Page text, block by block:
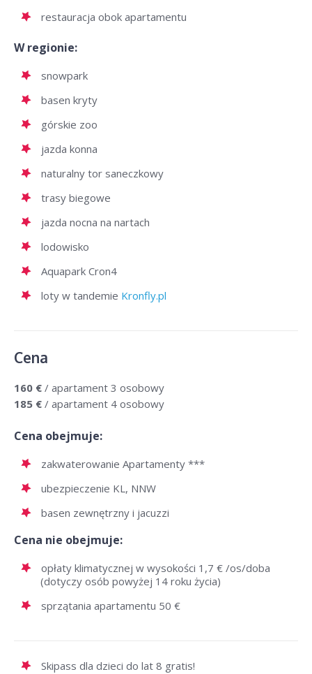
restauracja obok apartamentu
W regionie:
snowpark
basen kryty
górskie zoo
jazda konna
naturalny tor saneczkowy
trasy biegowe
jazda nocna na nartach
lodowisko
Aquapark Cron4
loty w tandemie Kronfly.pl
Cena
160 € / apartament 3 osobowy
185 € / apartament 4 osobowy
Cena obejmuje:
zakwaterowanie Apartamenty ***
ubezpieczenie KL, NNW
basen zewnętrzny i jacuzzi
Cena nie obejmuje:
opłaty klimatycznej w wysokości 1,7 € /os/doba
(dotyczy osób powyżej 14 roku życia)
sprzątania apartamentu 50 €
Skipass dla dzieci do lat 8 gratis!